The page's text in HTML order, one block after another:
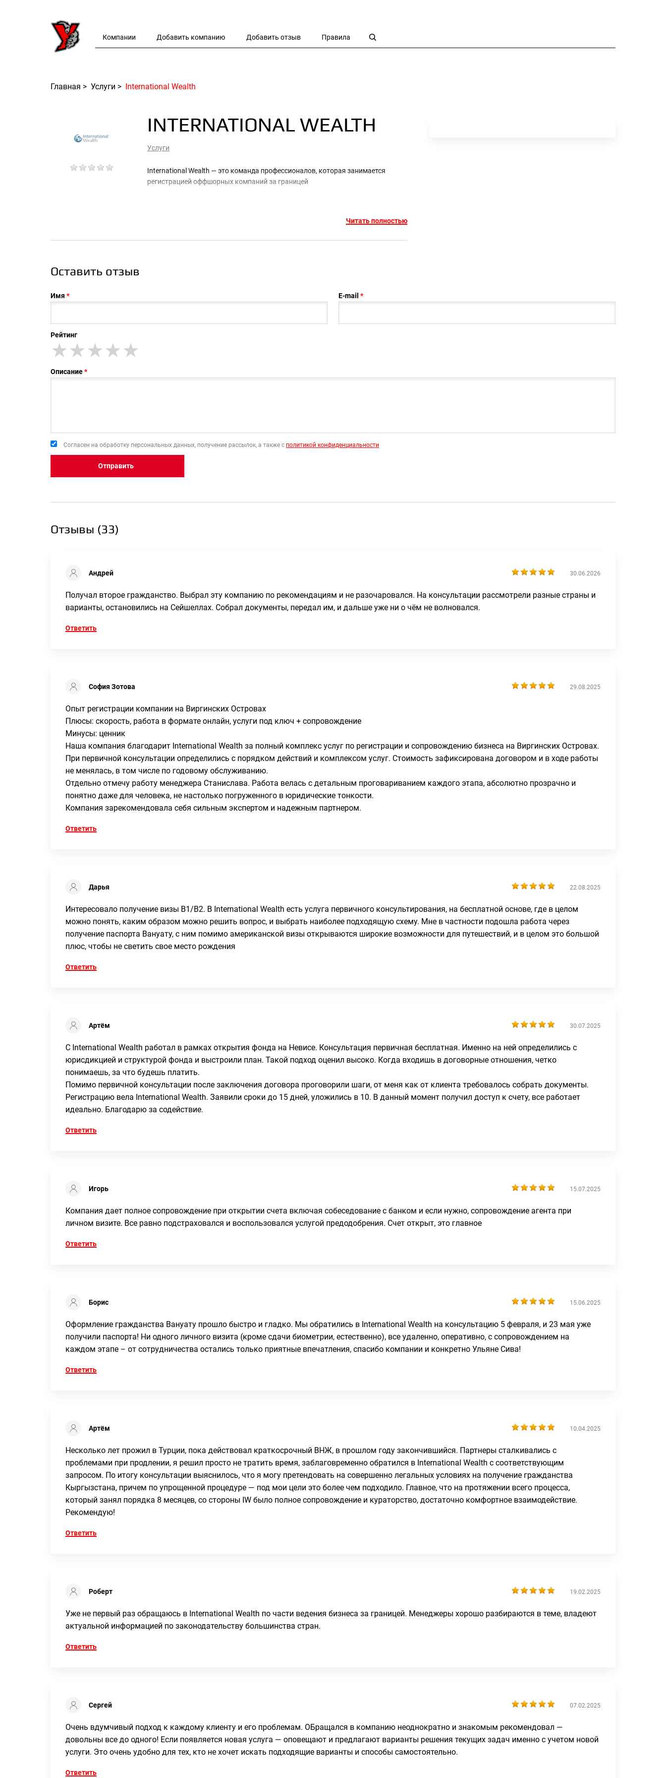
Компании Добавить компанию Добавить отзыв Правила
Главная > Услуги > International Wealth
INTERNATIONAL WEALTH
Услуги
International Wealth — это команда профессионалов, которая занимается
регистрацией оффшорных компаний за границей
Читать полностью
Оставить отзыв
Имя E-mail
Рейтинг
★
★★
★★★
★★★★
★★★★★
Описание
Согласен на обработку персональных данных, получение рассылок, а также с политикой конфиденциальности
Отправить
Отзывы (33)
Андрей 30.06.2026
Получал второе гражданство. Выбрал эту компанию по рекомендациям и не разочаровался. На консультации рассмотрели разные страны и
варианты, остановились на Сейшеллах. Собрал документы, передал им, и дальше уже ни о чём не волновался.
Ответить
София Зотова 29.08.2025
Опыт регистрации компании на Виргинских Островах
Плюсы: скорость, работа в формате онлайн, услуги под ключ + сопровождение
Минусы: ценник
Наша компания благодарит International Wealth за полный комплекс услуг по регистрации и сопровождению бизнеса на Виргинских Островах.
При первичной консультации определились с порядком действий и комплексом услуг. Стоимость зафиксирована договором и в ходе работы
не менялась, в том числе по годовому обслуживанию.
Отдельно отмечу работу менеджера Станислава. Работа велась с детальным проговариванием каждого этапа, абсолютно прозрачно и
понятно даже для человека, не настолько погруженного в юридические тонкости.
Компания зарекомендовала себя сильным экспертом и надежным партнером.
Ответить
Дарья 22.08.2025
Интересовало получение визы B1/B2. В International Wealth есть услуга первичного консультирования, на бесплатной основе, где в целом
можно понять, каким образом можно решить вопрос, и выбрать наиболее подходящую схему. Мне в частности подошла работа через
получение паспорта Вануату, с ним помимо американской визы открываются широкие возможности для путешествий, и в целом это большой
плюс, чтобы не светить свое место рождения
Ответить
Артём 30.07.2025
С International Wealth работал в рамках открытия фонда на Невисе. Консультация первичная бесплатная. Именно на ней определились с
юрисдикцией и структурой фонда и выстроили план. Такой подход оценил высоко. Когда входишь в договорные отношения, четко
понимаешь, за что будешь платить.
Помимо первичной консультации после заключения договора проговорили шаги, от меня как от клиента требовалось собрать документы.
Регистрацию вела International Wealth. Заявили сроки до 15 дней, уложились в 10. В данный момент получил доступ к счету, все работает
идеально. Благодарю за содействие.
Ответить
Игорь 15.07.2025
Компания дает полное сопровождение при открытии счета включая собеседование с банком и если нужно, сопровождение агента при
личном визите. Все равно подстраховался и воспользовался услугой предодобрения. Счет открыт, это главное
Ответить
Борис 15.06.2025
Оформление гражданства Вануату прошло быстро и гладко. Мы обратились в International Wealth на консультацию 5 февраля, и 23 мая уже
получили паспорта! Ни одного личного визита (кроме сдачи биометрии, естественно), все удаленно, оперативно, с сопровождением на
каждом этапе – от сотрудничества остались только приятные впечатления, спасибо компании и конкретно Ульяне Сива!
Ответить
Артём 10.04.2025
Несколько лет прожил в Турции, пока действовал краткосрочный ВНЖ, в прошлом году закончившийся. Партнеры сталкивались с
проблемами при продлении, я решил просто не тратить время, заблаговременно обратился в International Wealth с соответствующим
запросом. По итогу консультации выяснилось, что я могу претендовать на совершенно легальных условиях на получение гражданства
Кыргызстана, причем по упрощенной процедуре — под мои цели это более чем подходило. Главное, что на протяжении всего процесса,
который занял порядка 8 месяцев, со стороны IW было полное сопровождение и кураторство, достаточно комфортное взаимодействие.
Рекомендую!
Ответить
Роберт 19.02.2025
Уже не первый раз обращаюсь в International Wealth по части ведения бизнеса за границей. Менеджеры хорошо разбираются в теме, владеют
актуальной информацией по законодательству большинства стран.
Ответить
Сергей 07.02.2025
Очень вдумчивый подход к каждому клиенту и его проблемам. ОБращался в компанию неоднократно и знакомым рекомендовал —
довольны все до одного! Если появляется новая услуга — оповещают и предлагают варианты решения текущих задач именно с учетом новой
услуги. Это очень удобно для тех, кто не хочет искать подходящие варианты и способы самостоятельно.
Ответить